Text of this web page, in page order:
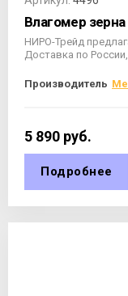
Влагомер
НИРО-Трейд
Доставка по
Производитель
5 890 руб.
Подробнее